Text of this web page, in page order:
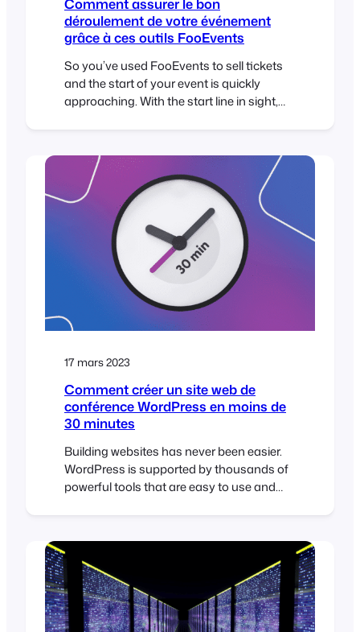
Comment assurer le bon
déroulement de votre événement
grâce à ces outils FooEvents
So you’ve used FooEvents to sell tickets
and the start of your event is quickly
approaching. With the start line in sight,
smooth and seamless experience on the
day of the event. In this post, we’ll guide
you through…
17 mars 2023
Comment créer un site web de
conférence WordPress en moins de
30 minutes
Building websites has never been easier.
WordPress is supported by thousands of
powerful tools that are easy to use and
this, I challenged myself to build a
sophisticated WordPress conference
website in under 30 minutes. The Brief The
30-Minute Challenge Given the…